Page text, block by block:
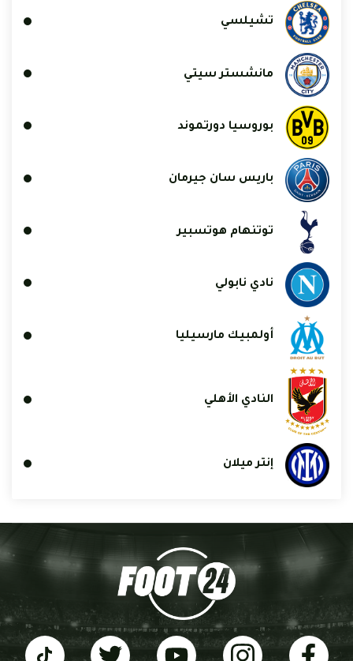
تشيلسي
مانشستر سيتي
بوروسيا دورتموند
باريس سان جيرمان
توتنهام هوتسبير
نادي نابولي
أولمبيك مارسيليا
النادي الأهلي
إنتر ميلان